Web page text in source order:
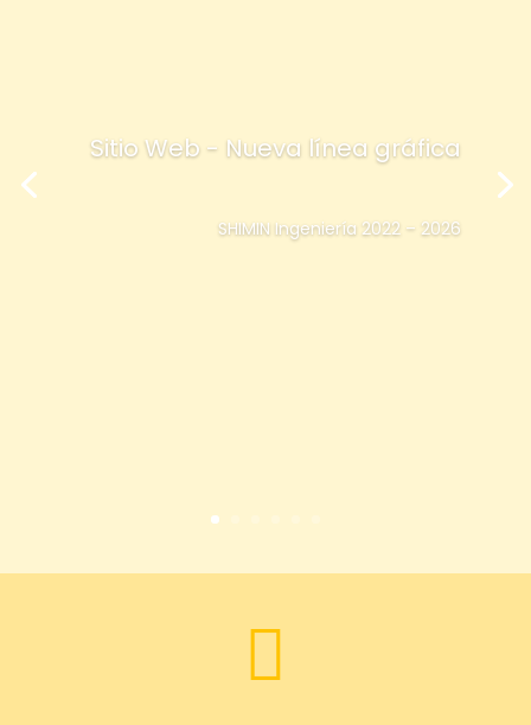
Sitio Web - Nueva línea gráfica
SHIMIN Ingeniería 2022 – 2026
